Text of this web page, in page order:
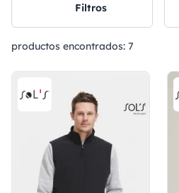
Filtros
productos encontrados: 7